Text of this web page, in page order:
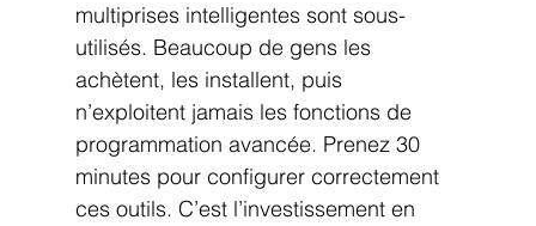
multiprises intelligentes sont sous-
utilisés. Beaucoup de gens les
achètent, les installent, puis
n’exploitent jamais les fonctions de
programmation avancée. Prenez 30
minutes pour configurer correctement
ces outils. C’est l’investissement en